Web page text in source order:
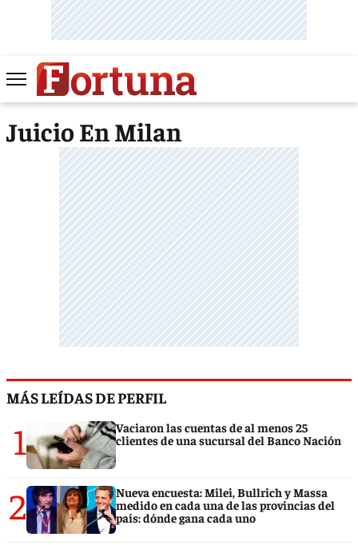
Juicio En Milan
MÁS LEÍDAS DE PERFIL
1
Vaciaron las cuentas de al menos 25
clientes de una sucursal del Banco Nación
2
Nueva encuesta: Milei, Bullrich y Massa
medido en cada una de las provincias del
país: dónde gana cada uno